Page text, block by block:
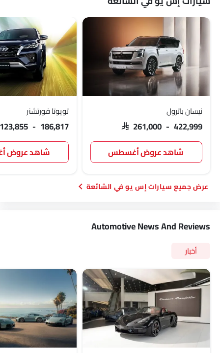
نيسان باترول
SAR 261,000 - 422,999
شاهد عروض أغسطس
تويوتا فورتشنر
123,855 - 186,817
شاهد عروض
سيارات إس يو في الشائعة
Automotive News And Reviews
أخبار